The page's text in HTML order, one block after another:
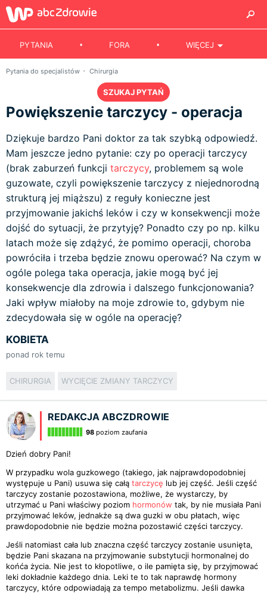
PYTANIA FORA WIĘCEJ
Pytania do specjalistów Chirurgia
SZUKAJ PYTAŃ
Powiększenie tarczycy - operacja
Dziękuje bardzo Pani doktor za tak szybką odpowiedź.
Mam jeszcze jedno pytanie: czy po operacji tarczycy
(brak zaburzeń funkcji tarczycy, problemem są wole
guzowate, czyli powiększenie tarczycy z niejednorodną
strukturą jej miąższu) z reguły konieczne jest
przyjmowanie jakichś leków i czy w konsekwencji może
dojść do sytuacji, że przytyję? Ponadto czy po np. kilku
latach może się zdążyć, że pomimo operacji, choroba
powróciła i trzeba będzie znowu operować? Na czym w
ogóle polega taka operacja, jakie mogą być jej
konsekwencje dla zdrowia i dalszego funkcjonowania?
Jaki wpływ miałoby na moje zdrowie to, gdybym nie
zdecydowała się w ogóle na operację?
KOBIETA
ponad rok temu
CHIRURGIA WYCIĘCIE ZMIANY TARCZYCY
REDAKCJA ABCZDROWIE
98 poziom zaufania
Dzień dobry Pani!
W przypadku wola guzkowego (takiego, jak najprawdopodobniej
występuje u Pani) usuwa się całą tarczycę lub jej część. Jeśli część
tarczycy zostanie pozostawiona, możliwe, że wystarczy, by
utrzymać u Pani właściwy poziom hormonów tak, by nie musiała Pani
przyjmować leków, jednakże są dwa guzki w obu płatach, więc
prawdopodobnie nie będzie można pozostawić części tarczycy.
Jeśli natomiast cała lub znaczna część tarczycy zostanie usunięta,
będzie Pani skazana na przyjmowanie substytucji hormonalnej do
końća życia. Nie jest to kłopotliwe, o ile pamięta się, by przyjmować
leki dokładnie każdego dnia. Leki te to tak naprawdę hormony
tarczycy, które odpowiadają za tempo metabolizmu. Jeśli dawka